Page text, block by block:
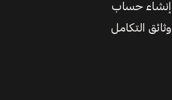
إنشاء حساب
وثائق التكامل